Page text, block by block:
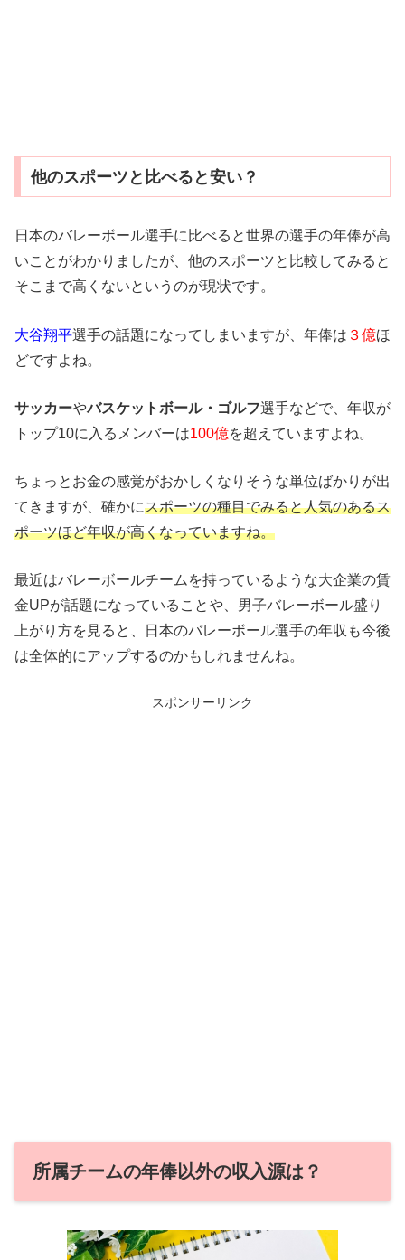
他のスポーツと比べると安い？
日本のバレーボール選手に比べると世界の選手の年俸が高
いことがわかりましたが、他のスポーツと比較してみると
そこまで高くないというのが現状です。
大谷翔平選手の話題になってしまいますが、年俸は ３億ほ
どですよね。
サッカーやバスケットボール・ゴルフ選手などで、年収が
トップ10に入るメンバーは100億を超えていますよね。
ちょっとお金の感覚がおかしくなりそうな単位ばかりが出
てきますが、確かにスポーツの種目でみると人気のあるス
ポーツほど年収が高くなっていますね。
最近はバレーボールチームを持っているような大企業の賃
金UPが話題になっていることや、 男子バレーボール盛り
上がり方を見ると、日本のバレーボール選手の年収も今後
は全体的にアップするのかもしれませんね。
スポンサーリンク
所属チームの年俸以外の収入源は？